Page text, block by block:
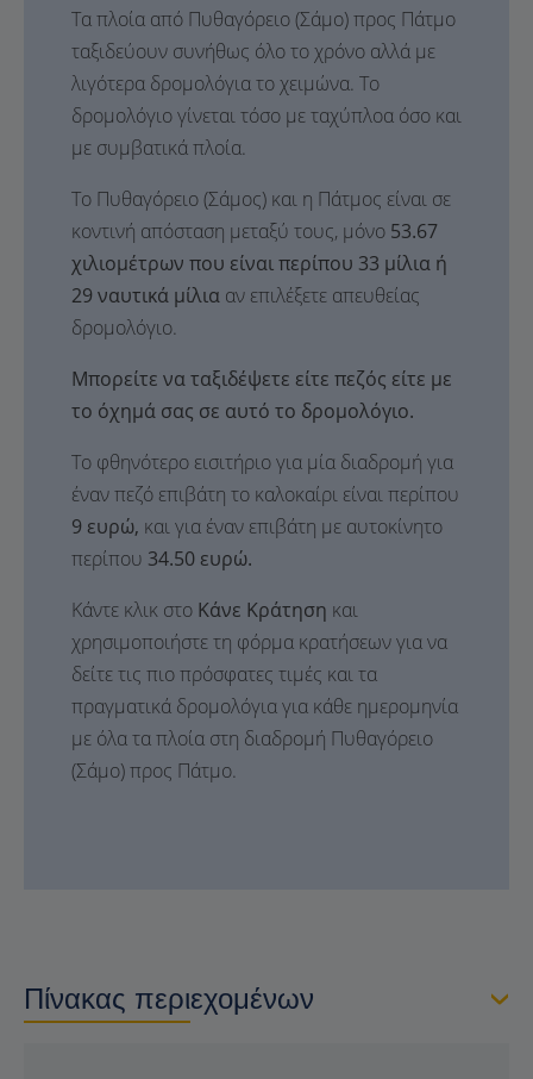
Τα πλοία από Πυθαγόρειο (Σάμο) προς Πάτμο
ταξιδεύουν συνήθως όλο το χρόνο αλλά με
λιγότερα δρομολόγια το χειμώνα. Το
δρομολόγιο γίνεται τόσο με ταχύπλοα όσο και
με συμβατικά πλοία.
Το Πυθαγόρειο (Σάμος) και η Πάτμος είναι σε
κοντινή απόσταση μεταξύ τους, μόνο 53.67
χιλιομέτρων που είναι περίπου 33 μίλια ή
29 ναυτικά μίλια αν επιλέξετε απευθείας
δρομολόγιο.
Μπορείτε να ταξιδέψετε είτε πεζός είτε με
το όχημά σας σε αυτό το δρομολόγιο.
Το φθηνότερο εισιτήριο για μία διαδρομή για
έναν πεζό επιβάτη το καλοκαίρι είναι περίπου
9 ευρώ, και για έναν επιβάτη με αυτοκίνητο
περίπου 34.50 ευρώ.
Κάντε κλικ στο Κάνε Κράτηση και
χρησιμοποιήστε τη φόρμα κρατήσεων για να
δείτε τις πιο πρόσφατες τιμές και τα
πραγματικά δρομολόγια για κάθε ημερομηνία
με όλα τα πλοία στη διαδρομή Πυθαγόρειο
(Σάμο) προς Πάτμο.
Πίνακας περιεχομένων